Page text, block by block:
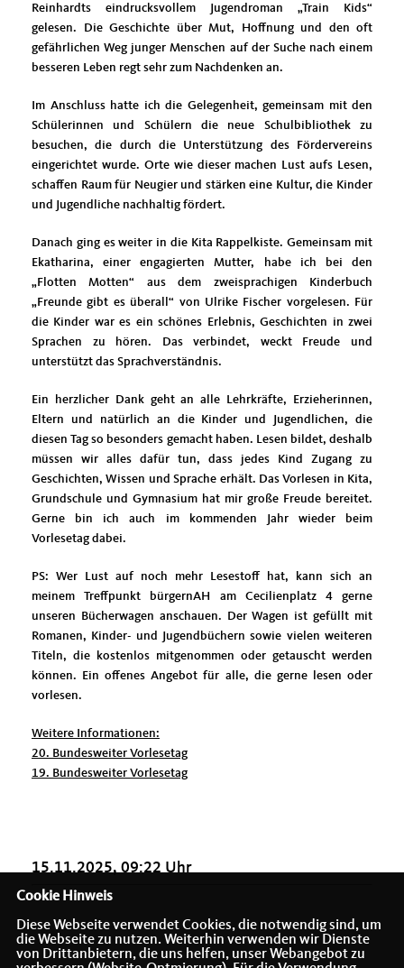
Reinhardts eindrucksvollem Jugendroman „Train Kids“
gelesen. Die Geschichte über Mut, Hoffnung und den oft
gefährlichen Weg junger Menschen auf der Suche nach einem
besseren Leben regt sehr zum Nachdenken an.
Im Anschluss hatte ich die Gelegenheit, gemeinsam mit den
Schülerinnen und Schülern die neue Schulbibliothek zu
besuchen, die durch die Unterstützung des Fördervereins
eingerichtet wurde. Orte wie dieser machen Lust aufs Lesen,
schaffen Raum für Neugier und stärken eine Kultur, die Kinder
und Jugendliche nachhaltig fördert.
Danach ging es weiter in die Kita Rappelkiste. Gemeinsam mit
Ekatharina, einer engagierten Mutter, habe ich bei den
Flotten Motten“ aus dem zweisprachigen Kinderbuch
Freunde gibt es überall“ von Ulrike Fischer vorgelesen. Für
die Kinder war es ein schönes Erlebnis, Geschichten in zwei
Sprachen zu hören. Das verbindet, weckt Freude und
unterstützt das Sprachverständnis.
Ein herzlicher Dank geht an alle Lehrkräfte, Erzieherinnen,
Eltern und natürlich an die Kinder und Jugendlichen, die
diesen Tag so besonders gemacht haben. Lesen bildet, deshalb
müssen wir alles dafür tun, dass jedes Kind Zugang zu
Geschichten, Wissen und Sprache erhält. Das Vorlesen in Kita,
Grundschule und Gymnasium hat mir große Freude bereitet.
Gerne bin ich auch im kommenden Jahr wieder beim
Vorlesetag dabei.
PS: Wer Lust auf noch mehr Lesestoff hat, kann sich an
meinem Treffpunkt bürgernAH am Cecilienplatz 4 gerne
unseren Bücherwagen anschauen. Der Wagen ist gefüllt mit
Romanen, Kinder- und Jugendbüchern sowie vielen weiteren
Titeln, die kostenlos mitgenommen oder getauscht werden
können. Ein offenes Angebot für alle, die gerne lesen oder
vorlesen.
Weitere Informationen:
20. Bundesweiter Vorlesetag
19. Bundesweiter Vorlesetag
15.11.2025, 09:22 Uhr
Cookie Hinweis
Diese Webseite verwendet Cookies, die notwendig sind, um
die Webseite zu nutzen. Weiterhin verwenden wir Dienste
von Drittanbietern, die uns helfen, unser Webangebot zu